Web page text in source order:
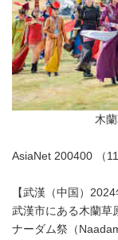
木
AsiaNet 200400 （
【武漢（中国）
武漢市にある木蘭草
ナーダム祭（